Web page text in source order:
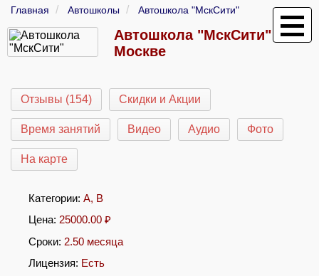
Главная Автошколы Автошкола "МскСити"
Автошкола "МскСити" в
Москве
Отзывы (154) Скидки и Акции
Время занятий Видео Аудио Фото
На карте
Категории: A, B
Цена: 25000.00 ₽
Сроки: 2.50 месяца
Лицензия: Есть